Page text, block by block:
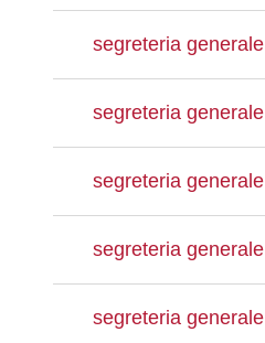
segreteria generale
segreteria generale
segreteria generale
segreteria generale
segreteria generale